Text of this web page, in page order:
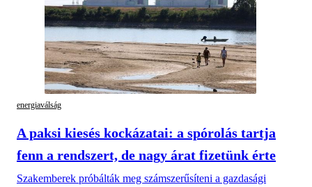
energiaválság
A paksi kiesés kockázatai: a spórolás tartja
fenn a rendszert, de nagy árat fizetünk érte
Szakemberek próbálták meg számszerűsíteni a gazdasági